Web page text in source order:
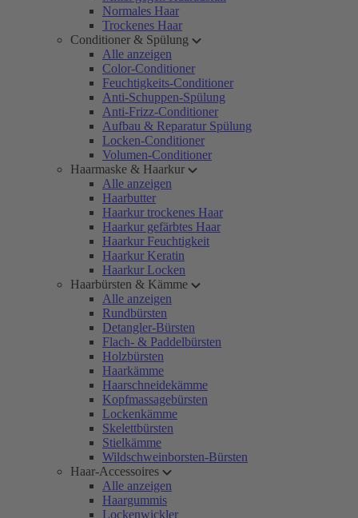
Normales Haar
Trockenes Haar
Conditioner & Spülung
Alle anzeigen
Color-Conditioner
Feuchtigkeits-Conditioner
Anti-Schuppen-Spülung
Anti-Frizz-Conditioner
Aufbau & Reparatur Spülung
Locken-Conditioner
Volumen-Conditioner
Haarmaske & Haarkur
Alle anzeigen
Haarbutter
Haarkur trockenes Haar
Haarkur gefärbtes Haar
Haarkur Feuchtigkeit
Haarkur Keratin
Haarkur Locken
Haarbürsten & Kämme
Alle anzeigen
Rundbürsten
Detangler-Bürsten
Flach- & Paddelbürsten
Holzbürsten
Haarkämme
Haarschneidekämme
Kopfmassagebürsten
Lockenkämme
Skelettbürsten
Stielkämme
Wildschweinborsten-Bürsten
Haar-Accessoires
Alle anzeigen
Haargummis
Lockenwickler